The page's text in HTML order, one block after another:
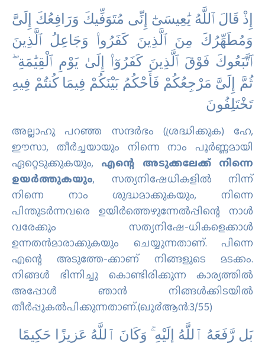
ﺇِﺫْ ﻗَﺎﻝَ ٱﻟﻠَّﻪُ ﻳَٰﻌِﻴﺴَﻰٰٓ ﺇِﻧِّﻰ ﻣُﺘَﻮَﻓِّﻴﻚَ ﻭَﺭَاﻓِﻌُﻚَ ﺇِﻟَﻰَّ
ﻭَﻣُﻄَﻬِّﺮُﻙَ ﻣِﻦَ ٱﻟَّﺬِﻳﻦَ ﻛَﻔَﺮُﻭا۟ ﻭَﺟَﺎﻋِﻞُ ٱﻟَّﺬِﻳﻦَ
ٱﺗَّﺒَﻌُﻮﻙَ ﻓَﻮْﻕَ ٱﻟَّﺬِﻳﻦَ ﻛَﻔَﺮُﻭٓا۟ ﺇِﻟَﻰٰ ﻳَﻮْﻡِ ٱﻟْﻘِﻴَٰﻤَﺔِ ۖ
ﺛُﻢَّ ﺇِﻟَﻰَّ ﻣَﺮْﺟِﻌُﻜُﻢْ ﻓَﺄَﺣْﻜُﻢُ ﺑَﻴْﻨَﻜُﻢْ ﻓِﻴﻤَﺎ ﻛُﻨﺘُﻢْ ﻓِﻴﻪِ
ﺗَﺨْﺘَﻠِﻔُﻮﻥَ
അല്ലാഹു പറഞ്ഞ സന്ദര്‍ഭം (ശ്രദ്ധിക്കുക) ഹേ,
ഈസാ, തീര്‍ച്ചയായും നിന്നെ നാം പൂര്‍ണ്ണമായി
ഏറ്റെടുക്കുകയും, എന്റെ അടുക്കലേക്ക് നിന്നെ
ഉയര്‍ത്തുകയും, സത്യനിഷേധികളില്‍ നിന്ന്
നിന്നെ നാം ശുദ്ധമാക്കുകയും, നിന്നെ
പിന്തുടര്‍ന്നവരെ ഉയിര്‍ത്തെഴുന്നേല്‍പ്പിന്റെ നാള്‍
വരേക്കും സത്യനിഷേ-ധികളെക്കാള്‍
ഉന്നതന്‍മാരാക്കുകയും ചെയ്യുന്നതാണ്‌. പിന്നെ
എന്റെ അടുത്തേ-ക്കാണ് നിങ്ങളുടെ മടക്കം.
നിങ്ങള്‍ ഭിന്നിച്ചു കൊണ്ടിരിക്കുന്ന കാര്യത്തില്‍
അപ്പോള്‍ ഞാന്‍ നിങ്ങള്‍ക്കിടയില്‍
തീര്‍പ്പുകല്‍പിക്കുന്നതാണ്‌.(ഖു൪ആന്‍:3/55)
ﺑَﻞ ﺭَّﻓَﻌَﻪُ ٱﻟﻠَّﻪُ ﺇِﻟَﻴْﻪِ ۚ ﻭَﻛَﺎﻥَ ٱﻟﻠَّﻪُ ﻋَﺰِﻳﺰًا ﺣَﻜِﻴﻤًﺎ